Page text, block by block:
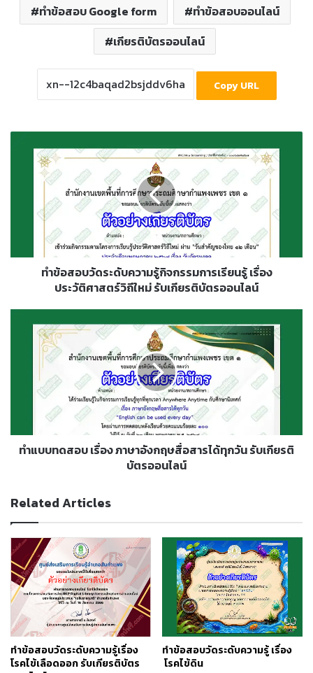
ทำข้อสอบ Google form
ทำข้อสอบออนไลน์
เกียรติบัตรออนไลน์
Copy URL
ข้อสอบ
เรียน
ออนไลน์
ทำข้อสอบวัดระดับความรู้กิจกรรมการเรียนรู้ เรื่อง
ประวัติศาสตร์วิถีใหม่ รับเกียรติบัตรออนไลน์
อังกฤษ
ทุก
วัน
ออนไลน์
ทำแบบทดสอบ เรื่อง ภาษาอังกฤษสื่อสารได้ทุกวัน รับเกียรติ
บัตรออนไลน์
Related Articles
ทำข้อสอบวัดระดับความรู้เรื่อง
โรคไข้เลือดออก รับเกียรติบัตร
ทำข้อสอบวัดระดับความรู้ เรื่อง
โรคไข้ดิน